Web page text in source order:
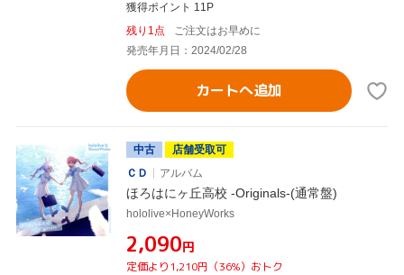
獲得ポイント 11P
残り1点
ご注文はお早めに
発売年月日：2024/02/28
カートへ追加
中古
店舗受取可
ＣＤ
アルバム
ほろはにヶ丘高校 -Originals-(通常盤)
hololive×HoneyWorks
¥2,090円
定価より1,210円（36%）おトク